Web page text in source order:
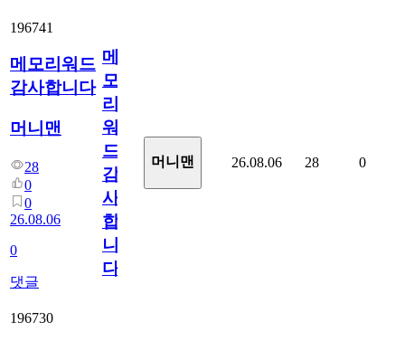
196741
메모리워드
감사합니다
머니맨
28
0
0
26.08.06
0
댓글
메
모
리
워
드
감
사
합
니
다
머니맨 26.08.06 28 0
196730